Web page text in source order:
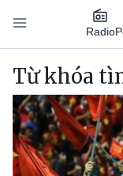
Nhảy đến nội dung
Radio
Main
Từ khóa